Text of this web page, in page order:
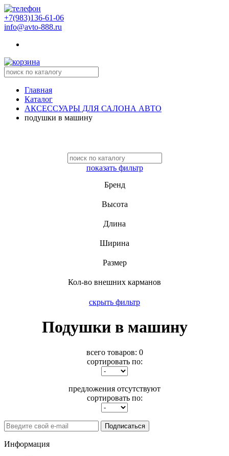
+7(983)136-61-06
info@avto-888.ru
Главная
Каталог
АКСЕССУАРЫ ДЛЯ САЛОНА АВТО
подушки в машину
показать фильтр
Бренд
Высота
Длина
Ширина
Размер
Кол-во внешних карманов
скрыть фильтр
Подушки в машину
всего товаров: 0
сортировать по:
предложения отсутствуют
сортировать по:
Подписаться
Информация